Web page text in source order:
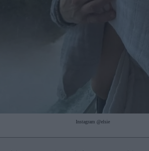
Instagram @elsie